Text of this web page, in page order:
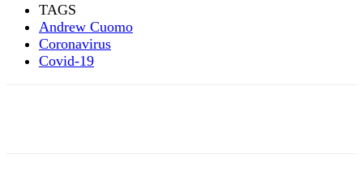
TAGS
Andrew Cuomo
Coronavirus
Covid-19